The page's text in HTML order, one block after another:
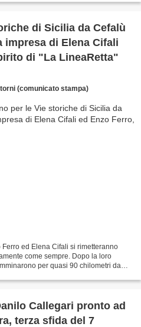
di Sicilia da Cefalù
impresa di Elena Cifali
di "La LineaRetta"
(comunicato stampa)
ed Elena Cifali si rimetteranno
come sempre. Dopo la loro
per quasi 90 chilometri da
Callegari pronto ad
terza sfida del 7